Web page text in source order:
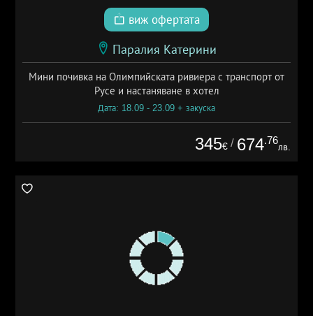
виж офертата
Паралия Катерини
Мини почивка на Олимпийската ривиера с транспорт от
Русе и настаняване в хотел
Дата: 18.09 - 23.09 + закуска
345€ / 674.76
лв.